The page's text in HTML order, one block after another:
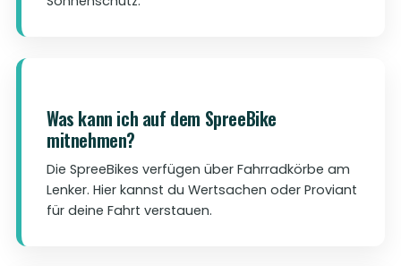
Was kann ich auf dem SpreeBike
mitnehmen?
Die SpreeBikes verfügen über Fahrradkörbe am
Lenker. Hier kannst du Wertsachen oder Proviant
für deine Fahrt verstauen.